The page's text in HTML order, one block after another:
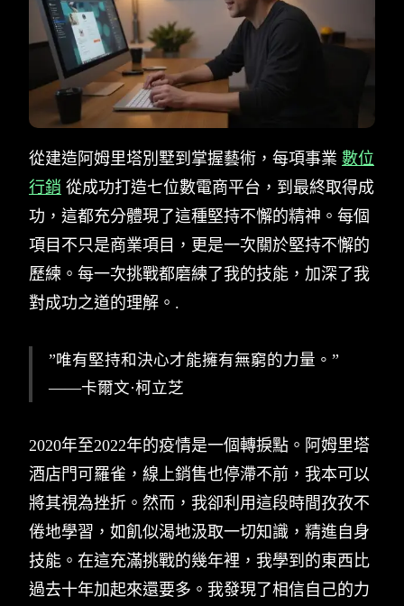
從建造阿姆里塔別墅到掌握藝術，每項事業 數位
行銷 從成功打造七位數電商平台，到最終取得成
功，這都充分體現了這種堅持不懈的精神。每個
項目不只是商業項目，更是一次關於堅持不懈的
歷練。每一次挑戰都磨練了我的技能，加深了我
對成功之道的理解。.
”唯有堅持和決心才能擁有無窮的力量。”
——卡爾文·柯立芝
2020年至2022年的疫情是一個轉捩點。阿姆里塔
酒店門可羅雀，線上銷售也停滯不前，我本可以
將其視為挫折。然而，我卻利用這段時間孜孜不
倦地學習，如飢似渴地汲取一切知識，精進自身
技能。在這充滿挑戰的幾年裡，我學到的東西比
過去十年加起來還要多。我發現了相信自己的力